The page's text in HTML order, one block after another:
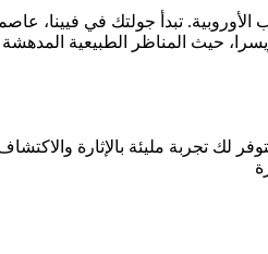
تبدأ جولتك في فيينا،
حيث المناظر الطبيعية
لك تجربة مليئة بالإثارة